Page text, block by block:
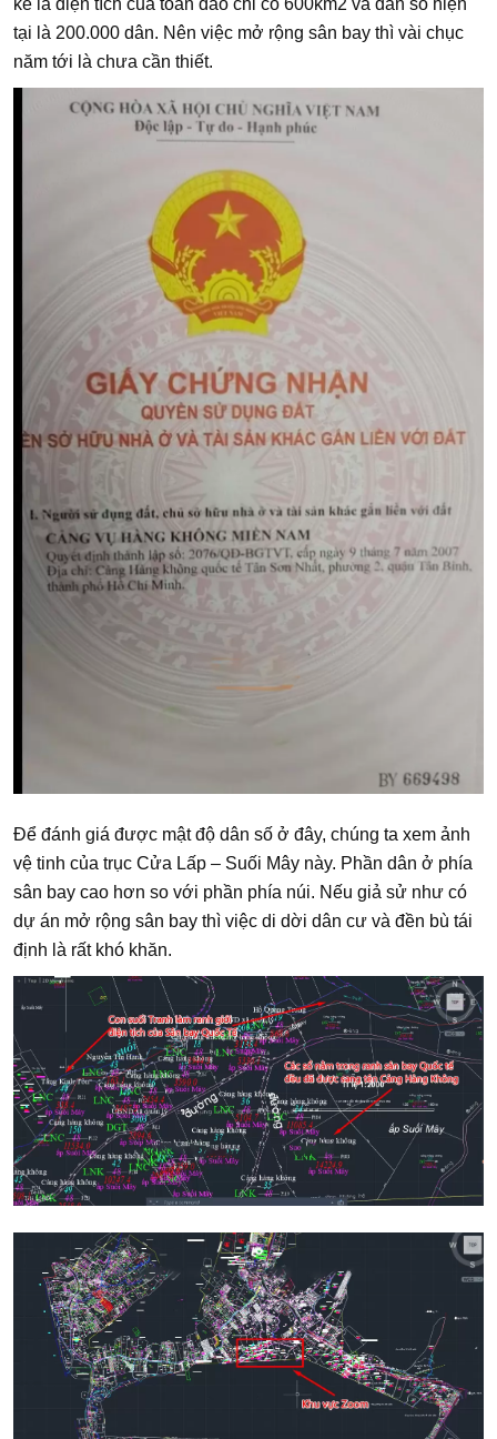
kể là diện tích của toàn đảo chỉ có 600km2 và dân số hiện
tại là 200.000 dân. Nên việc mở rộng sân bay thì vài chục
năm tới là chưa cần thiết.
Để đánh giá được mật độ dân số ở đây, chúng ta xem ảnh
vệ tinh của trục Cửa Lấp – Suối Mây này. Phần dân ở phía
sân bay cao hơn so với phần phía núi. Nếu giả sử như có
dự án mở rộng sân bay thì việc di dời dân cư và đền bù tái
định là rất khó khăn.